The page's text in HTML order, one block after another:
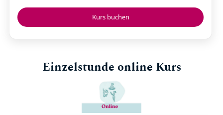
Kurs buchen
Einzelstunde online Kurs